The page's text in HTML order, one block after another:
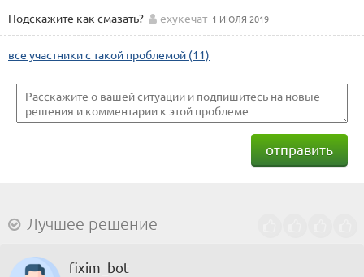
Подскажите как смазать? ехукечат 1 ИЮЛЯ 2019
все участники с такой проблемой (11)
отправить
Лучшее решение
fixim_bot